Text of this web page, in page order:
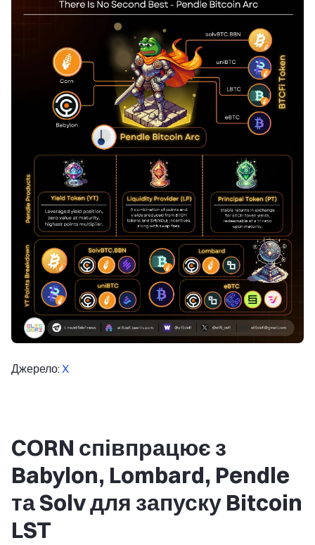
Джерело:X
CORN співпрацює з
Babylon, Lombard, Pendle
та Solv для запуску Bitcoin
LST